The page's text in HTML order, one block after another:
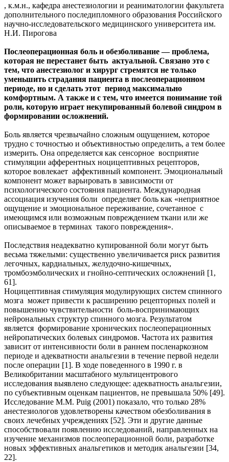
, к.м.н., кафедра анестезиологии и реаниматологии факультета
дополнительного последипломного образования Российского
научно-исследовательского медицинского университета им.
Н.И. Пирогова
Послеоперационная боль и обезболивание — проблема,
которая не перестанет быть актуальной. Связано это с
тем, что анестезиолог и хирург стремятся не только
уменьшить страдания пациента в послеоперационном
периоде, но и сделать этот период максимально
комфортным. А также и с тем, что имеется понимание той
роли, которую играет некупированный болевой синдром в
формировании осложнений.
Боль является чрезвычайно сложным ощущением, которое
трудно с точностью и объективностью определить, а тем более
измерить. Она определяется как сенсорное восприятие
стимуляции афферентных ноцицептивных рецепторов,
которое вовлекает аффективный компонент. Эмоциональный
компонент может варьировать в зависимости от
психологического состояния пациента. Международная
ассоциация изучения боли определяет боль как «неприятное
ощущение и эмоциональное переживание, сочетанное с
имеющимся или возможным повреждением ткани или же
описываемое в терминах такого повреждения».
Последствия неадекватно купированной боли могут быть
весьма тяжелыми: существенно увеличивается риск развития
легочных, кардиальных, желудочно-кишечных,
тромбоэмболических и гнойно-септических осложнений [1,
61].
Ноцицептивная стимуляция модулирующих систем спинного
мозга может привести к расширению рецепторных полей и
повышению чувствительности боль-воспринимающих
нейрональных структур спинного мозга. Результатом
является формирование хронических послеоперационных
нейропатических болевых синдромов. Частота их развития
зависит от интенсивности боли в раннем посленаркозном
периоде и адекватности анальгезии в течение первой недели
после операции [1]. В ходе поведенного в 1990 г. в
Великобритании масштабного мультицентрового
исследования выявлено следующее: адекватность анальгезии,
по субъективным оценкам пациентов, не превышала 50% [49].
Исследование M.M. Puig (2001) показало, что только 28%
анестезиологов удовлетворены качеством обезболивания в
своих лечебных учреждениях [52]. Эти и другие данные
способствовали появлению исследований, направленных на
изучение механизмов послеоперационной боли, разработке
новых эффективных анальгетиков и методик анальгезии [34,
22].